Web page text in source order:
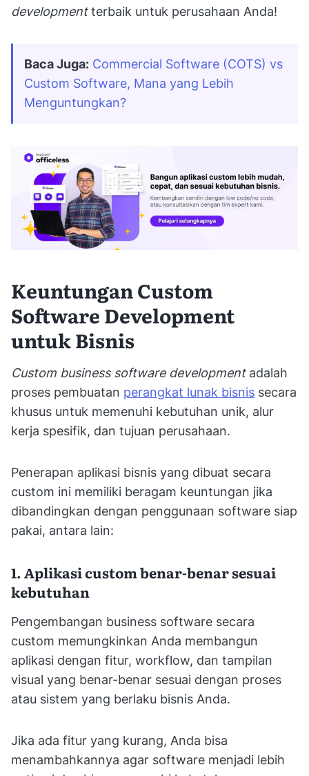
developmentterbaik untuk perusahaan Anda!
Baca Juga: Commercial Software (COTS) vs
Custom Software, Mana yang Lebih
Menguntungkan?
Keuntungan Custom
Software Development
untuk Bisnis
Custom business software developmentadalah
proses pembuatan perangkat lunak bisnis secara
khusus untuk memenuhi kebutuhan unik, alur
kerja spesifik, dan tujuan perusahaan.
Penerapan aplikasi bisnis yang dibuat secara
custom ini memiliki beragam keuntungan jika
dibandingkan dengan penggunaan software siap
pakai, antara lain:
1. Aplikasi custom benar-benar sesuai
kebutuhan
Pengembangan business software secara
custom memungkinkan Anda membangun
aplikasi dengan fitur, workflow, dan tampilan
visual yang benar-benar sesuai dengan proses
atau sistem yang berlaku bisnis Anda.
Jika ada fitur yang kurang, Anda bisa
menambahkannya agar software menjadi lebih